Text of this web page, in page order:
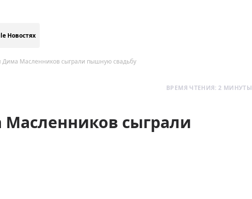
Новостях
Дима Масленников сыграли пышную свадьбу
ВРЕМЯ ЧТЕНИЯ: 2 МИНУТЫ
сыграли